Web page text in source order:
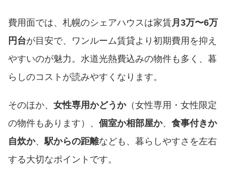
費用面では、札幌のシェアハウスは家賃月3万〜6万
円台が目安で、ワンルーム賃貸より初期費用を抑え
やすいのが魅力。水道光熱費込みの物件も多く、暮
らしのコストが読みやすくなります。
そのほか、 女性専用かどうか（女性専用・女性限定
の物件もあります）、 個室か相部屋か、 食事付きか
自炊か、駅からの距離なども、暮らしやすさを左右
する大切なポイントです。